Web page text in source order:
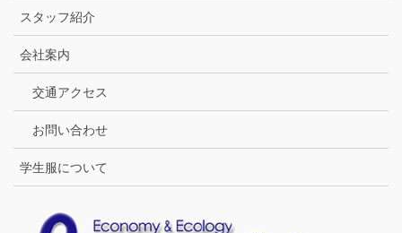
スタッフ紹介
会社案内
交通アクセス
お問い合わせ
学生服について